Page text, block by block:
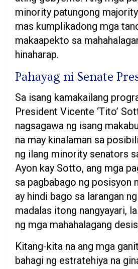
minority patungong
mas kumplikadong mga
makaapekto sa
hinaharap.
Pahayag ni Senate
Sa isang kamakailang
President Vicente ‘Tito’
nagsagawa ng isang
na may kinalaman sa
ng ilang minority senators
Ayon kay Sotto, ang mga
sa pagbabago ng posisyon
ay hindi bago sa larangan
madalas itong nangyayari,
ng mga mahahalagang
Kitang-kita na ang mga
bahagi ng estratehiya na